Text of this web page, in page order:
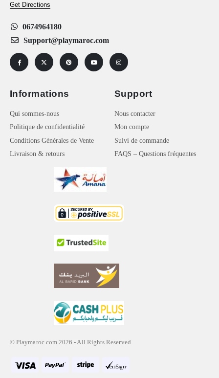
Get Directions
0674964180
Support@playmaroc.com
Informations
Qui sommes-nous
Politique de confidentialité
Conditions Générales de Vente
Livraison & retours
Support
Nous contacter
Mon compte
Suivi de commande
FAQS – Questions fréquentes
© Playmaroc.com 2026 - All Rights Reserved